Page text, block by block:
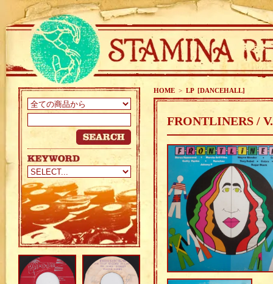
HOME > LP [DANCEHALL]
FRONTLINERS /